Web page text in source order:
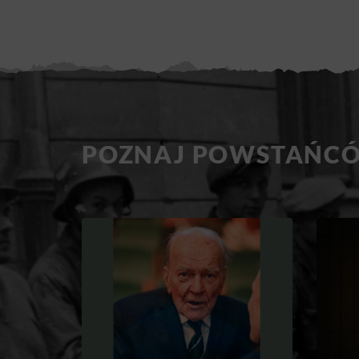
POZNAJ